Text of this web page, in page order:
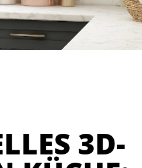
3D-